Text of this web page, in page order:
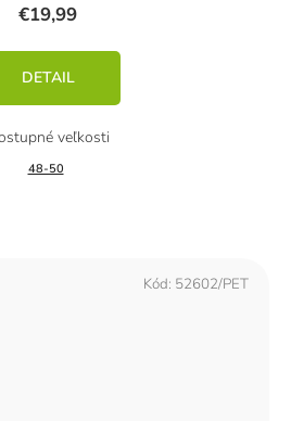
€19,99
DETAIL
48-50
Kód: 52602/PET